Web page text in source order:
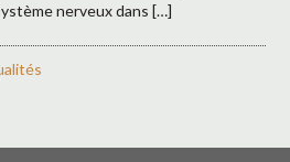
nerveux dans […]